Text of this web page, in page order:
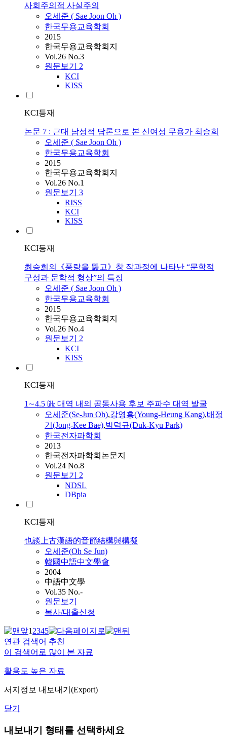
사회주의적 사실주의
오세준 ( Sae Joon Oh )
한국무용교육학회
2015
한국무용교육학회지
Vol.26 No.3
원문보기 2
KCI
KISS
KCI등재
논문 7 : 근대 남성적 담론으로 본 신여성 무용가 최승희
오세준 ( Sae Joon Oh )
한국무용교육학회
2015
한국무용교육학회지
Vol.26 No.1
원문보기 3
RISS
KCI
KISS
KCI등재
최승희의《풍랑을 뚫고》창 작과정에 나타난 “문학적
구성과 문학적 형상”의 특징
오세준 ( Sae Joon Oh )
한국무용교육학회
2015
한국무용교육학회지
Vol.26 No.4
원문보기 2
KCI
KISS
KCI등재
1∼4.5 ㎓ 대역 내의 공동사용 후보 주파수 대역 발굴
오세준(Se-Jun Oh),강영흥(Young-Heung Kang),배정
기(Jong-Kee Bae),박덕규(Duk-Kyu Park)
한국전자파학회
2013
한국전자파학회논문지
Vol.24 No.8
원문보기 2
NDSL
DBpia
KCI등재
也談上古漢語的音節結構與構擬
오세준(Oh Se Jun)
韓國中語中文學會
2004
中語中文學
Vol.35 No.-
원문보기
복사/대출신청
12345
연관 검색어 추천
이 검색어로 많이 본 자료
활용도 높은 자료
서지정보 내보내기(Export)
닫기
내보내기 형태를 선택하세요